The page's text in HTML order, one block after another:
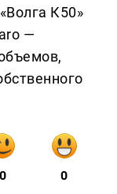
К50»
—
0 0